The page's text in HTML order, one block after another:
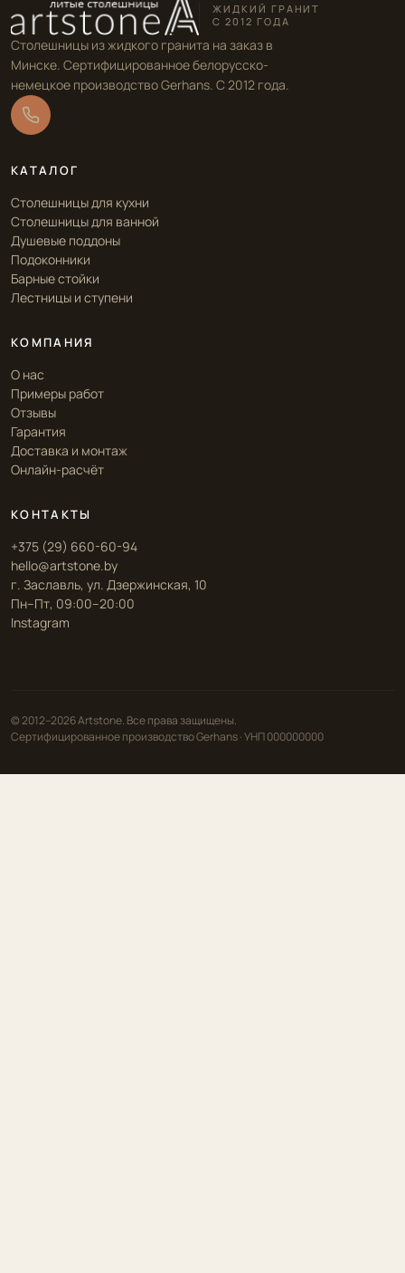
ЖИДКИЙ ГРАНИТ
С 2012 ГОДА
Столешницы из жидкого гранита на заказ в
Минске. Сертифицированное белорусско-
немецкое производство Gerhans. С 2012 года.
КАТАЛОГ
Столешницы для кухни
Столешницы для ванной
Душевые поддоны
Подоконники
Барные стойки
Лестницы и ступени
КОМПАНИЯ
О нас
Примеры работ
Отзывы
Гарантия
Доставка и монтаж
Онлайн-расчёт
КОНТАКТЫ
+375 (29) 660-60-94
hello@artstone.by
г. Заславль, ул. Дзержинская, 10
Пн–Пт, 09:00–20:00
Instagram
© 2012–2026 Artstone. Все права защищены.
Сертифицированное производство Gerhans · УНП 000000000